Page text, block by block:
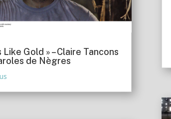
Like Gold » – Claire Tancons
de Nègres